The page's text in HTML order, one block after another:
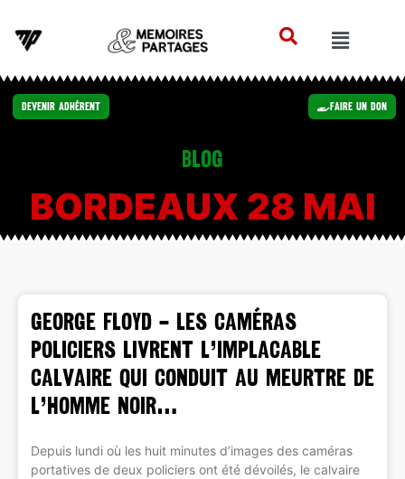
Devenir Adhérent Faire un Don
Blog
BORDEAUX 28 MAI
GEORGE FLOYD – Les caméras
policiers livrent l’implacable
calvaire qui conduit au meurtre de
l’Homme Noir…
Depuis lundi où les huit minutes d’images des caméras
portatives de deux policiers ont été dévoilés, le calvaire